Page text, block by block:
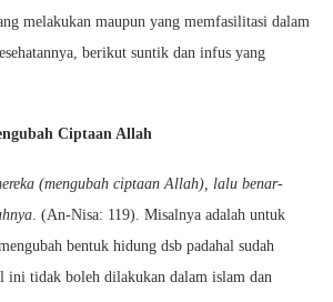
melakukan maupun yang memfasilitasi dalam
berikut suntik dan infus yang
Ciptaan Allah
(mengubah ciptaan Allah), lalu benar-
. (An-Nisa: 119). Misalnya adalah untuk
bentuk hidung dsb padahal sudah
ini tidak boleh dilakukan dalam islam dan